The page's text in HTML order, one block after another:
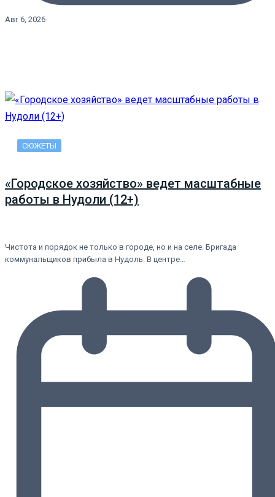
Авг 6, 2026
СЮЖЕТЫ
«Городское хозяйство» ведет масштабные
работы в Нудоли (12+)
Чистота и порядок не только в городе, но и на селе. Бригада
коммунальщиков прибыла в Нудоль. В центре…